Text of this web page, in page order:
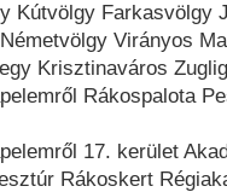
Kútvölgy Farkasvölgy
Virányos
Krisztinaváros
Rákospalota
17. kerület
Rákoskert